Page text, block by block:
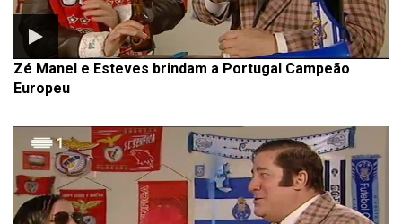
Zé Manel e Esteves brindam a Portugal Campeão
Europeu